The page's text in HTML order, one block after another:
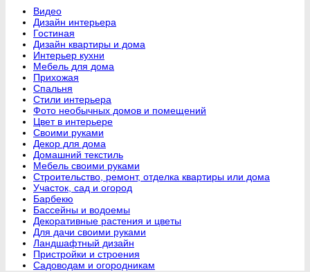
Видео
Дизайн интерьера
Гостиная
Дизайн квартиры и дома
Интерьер кухни
Мебель для дома
Прихожая
Спальня
Стили интерьера
Фото необычных домов и помещений
Цвет в интерьере
Своими руками
Декор для дома
Домашний текстиль
Мебель своими руками
Строительство, ремонт, отделка квартиры или дома
Участок, сад и огород
Барбекю
Бассейны и водоемы
Декоративные растения и цветы
Для дачи своими руками
Ландшафтный дизайн
Пристройки и строения
Садоводам и огородникам